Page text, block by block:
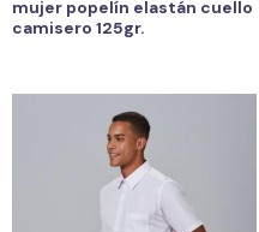
mujer popelín elastán cuello
camisero 125gr.